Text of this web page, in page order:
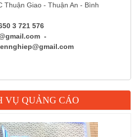
Thuận Giao - Thuận An - Bình
3 721 576
-
VỤ QUẢNG CÁO